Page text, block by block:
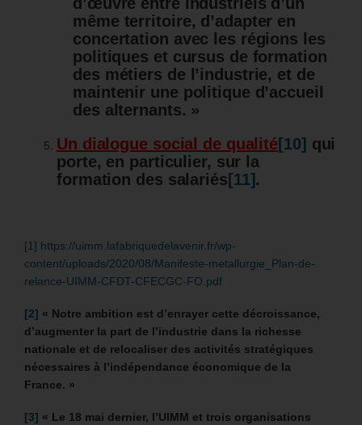
même territoire, d’adapter en
concertation avec les régions les
politiques et cursus de formation
des métiers de l’industrie, et de
maintenir une politique d’accueil
des alternants. »
Un dialogue social de qualité [10] qui
porte, en particulier, sur la
formation des salariés [11].
[1] https://uimm.lafabriquedelavenir.fr/wp-
content/uploads/2020/08/Manifeste-metallurgie_Plan-de-
relance-UIMM-CFDT-CFECGC-FO.pdf
[2] « Notre ambition est d’enrayer cette décroissance,
d’augmenter la part de l’industrie dans la richesse
nationale et de relocaliser des activités stratégiques
nécessaires à l’indépendance économique de la
France. »
[3] « Le 18 mai dernier, l’UIMM et trois organisations